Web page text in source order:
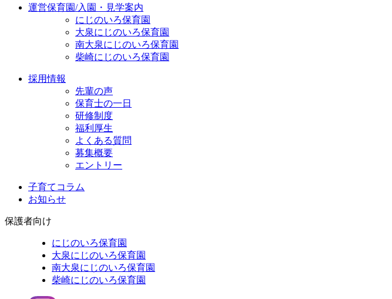
運営保育園/入園・見学案内
にじのいろ保育園
大泉にじのいろ保育園
南大泉にじのいろ保育園
柴崎にじのいろ保育園
採用情報
先輩の声
保育士の一日
研修制度
福利厚生
よくある質問
募集概要
エントリー
子育てコラム
お知らせ
保護者向け
にじのいろ保育園
大泉にじのいろ保育園
南大泉にじのいろ保育園
柴崎にじのいろ保育園